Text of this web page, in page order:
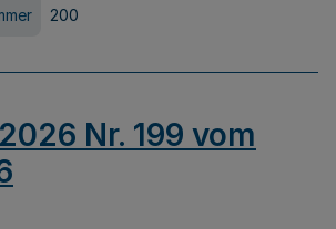
200
Nr. 199 vom